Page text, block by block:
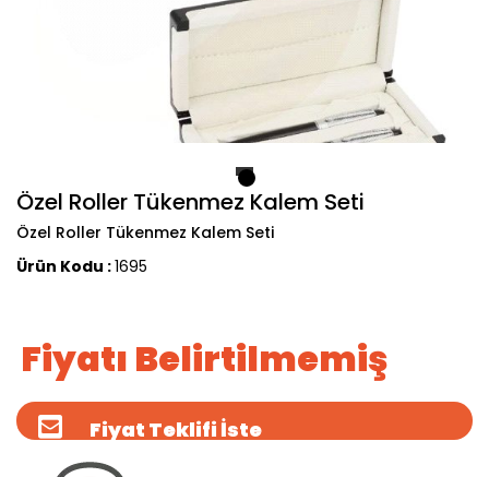
Özel Roller Tükenmez Kalem Seti
Özel Roller Tükenmez Kalem Seti
Ürün Kodu :1695
Fiyatı Belirtilmemiş
Fiyat Teklifi İste